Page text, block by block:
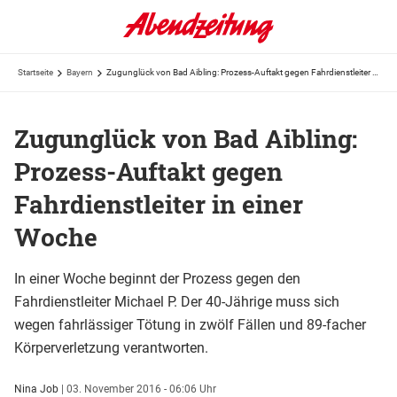
Startseite Bayern
Zugunglück von Bad Aibling:
Prozess-Auftakt gegen
Fahrdienstleiter in einer
Woche
In einer Woche beginnt der Prozess gegen den
Fahrdienstleiter Michael P. Der 40-Jährige muss sich
wegen fahrlässiger Tötung in zwölf Fällen und 89-facher
Körperverletzung verantworten.
Nina Job | 03. November 2016 - 06:06 Uhr